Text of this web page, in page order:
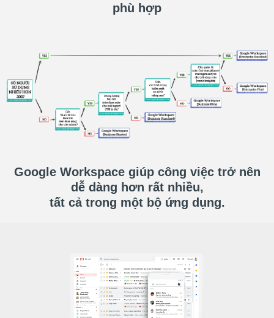
phù hợp
Google Workspace giúp công việc trở nên
dễ dàng hơn rất nhiều,
tất cả trong một bộ ứng dụng.